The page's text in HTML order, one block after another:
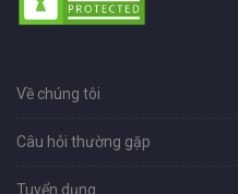
Về chúng tôi
Câu hỏi thường gặp
Tuyển dụng